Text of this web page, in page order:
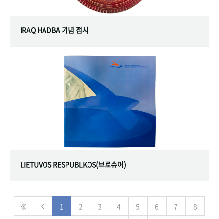
IRAQ HADBA 기념 접시
LIETUVOS RESPUBLKOS(브로슈어)
1 2 3 4 5 6 7 8